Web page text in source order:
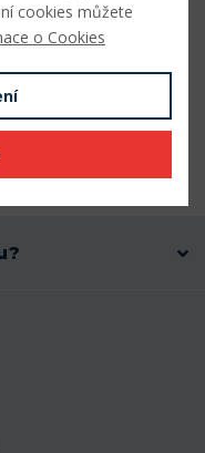
cookies můžete
o Cookies